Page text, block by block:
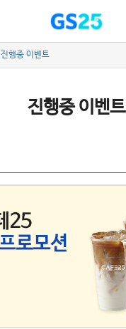
진행중 이벤트
진행중 이벤트